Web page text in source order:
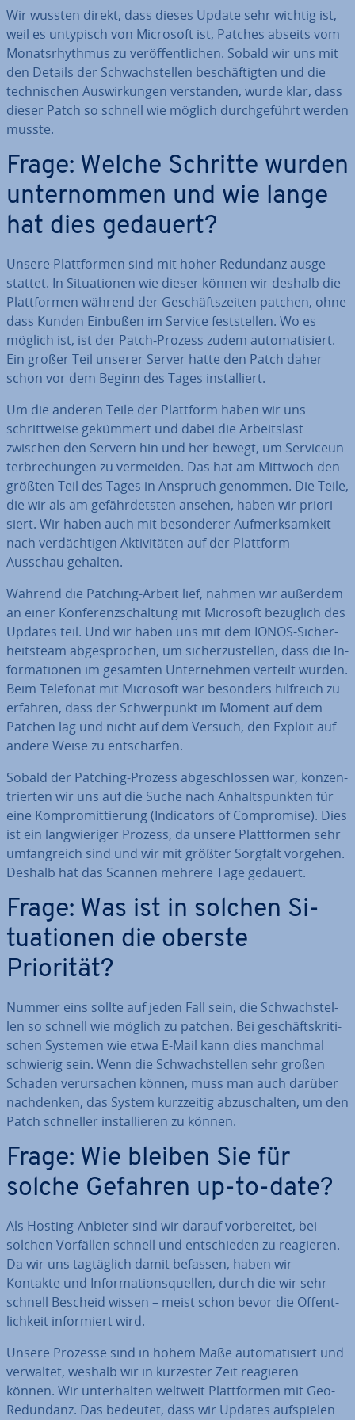
Wir wussten direkt, dass dieses Update sehr wichtig ist,
weil es untypisch von Microsoft ist, Patches abseits vom
Mo­nats­rhyth­mus zu ver­öf­fent­li­chen. Sobald wir uns mit
den Details der Schwach­stel­len be­schäf­tig­ten und die
tech­ni­schen Aus­wir­kun­gen ver­stan­den, wurde klar, dass
dieser Patch so schnell wie möglich durch­ge­führt werden
musste.
Frage: Welche Schritte wurden
un­ter­nom­men und wie lange
hat dies gedauert?
Unsere Platt­for­men sind mit hoher Redundanz aus­ge­
stat­tet. In Si­tua­tio­nen wie dieser können wir deshalb die
Platt­for­men während der Ge­schäfts­zei­ten patchen, ohne
dass Kunden Einbußen im Service fest­stel­len. Wo es
möglich ist, ist der Patch-Prozess zudem au­to­ma­ti­siert.
Ein großer Teil unserer Server hatte den Patch daher
schon vor dem Beginn des Tages in­stal­liert.
Um die anderen Teile der Plattform haben wir uns
schritt­wei­se gekümmert und dabei die Ar­beits­last
zwischen den Servern hin und her bewegt, um Ser­vice­un­
ter­bre­chun­gen zu vermeiden. Das hat am Mittwoch den
größten Teil des Tages in Anspruch genommen. Die Teile,
die wir als am ge­fähr­dets­ten ansehen, haben wir prio­ri­
siert. Wir haben auch mit be­son­de­rer Auf­merk­sam­keit
nach ver­däch­ti­gen Ak­ti­vi­tä­ten auf der Plattform
Ausschau gehalten.
Während die Patching-Arbeit lief, nahmen wir außerdem
an einer Kon­fe­renz­schal­tung mit Microsoft bezüglich des
Updates teil. Und wir haben uns mit dem IONOS-Si­cher­
heits­team ab­ge­spro­chen, um si­cher­zu­stel­len, dass die In­
for­ma­tio­nen im gesamten Un­ter­neh­men verteilt wurden.
Beim Telefonat mit Microsoft war besonders hilfreich zu
erfahren, dass der Schwer­punkt im Moment auf dem
Patchen lag und nicht auf dem Versuch, den Exploit auf
andere Weise zu ent­schär­fen.
Sobald der Patching-Prozess ab­ge­schlos­sen war, kon­zen­
trier­ten wir uns auf die Suche nach An­halts­punk­ten für
eine Kom­pro­mit­tie­rung (In­di­ca­tors of Com­pro­mi­se). Dies
ist ein lang­wie­ri­ger Prozess, da unsere Platt­for­men sehr
um­fang­reich sind und wir mit größter Sorgfalt vorgehen.
Deshalb hat das Scannen mehrere Tage gedauert.
Frage: Was ist in solchen Si­
tua­tio­nen die oberste
Priorität?
Nummer eins sollte auf jeden Fall sein, die Schwach­stel­
len so schnell wie möglich zu patchen. Bei ge­schäfts­kri­ti­
schen Systemen wie etwa E-Mail kann dies manchmal
schwierig sein. Wenn die Schwach­stel­len sehr großen
Schaden ver­ur­sa­chen können, muss man auch darüber
nach­den­ken, das System kurz­zei­tig ab­zu­schal­ten, um den
Patch schneller in­stal­lie­ren zu können.
Frage: Wie bleiben Sie für
solche Gefahren up-to-date?
Als Hosting-Anbieter sind wir darauf vor­be­rei­tet, bei
solchen Vorfällen schnell und ent­schie­den zu reagieren.
Da wir uns tag­täg­lich damit befassen, haben wir
Kontakte und In­for­ma­ti­ons­quel­len, durch die wir sehr
schnell Bescheid wissen – meist schon bevor die Öf­fent­
lich­keit in­for­miert wird.
Unsere Prozesse sind in hohem Maße au­to­ma­ti­siert und
verwaltet, weshalb wir in kürzester Zeit reagieren
können. Wir un­ter­hal­ten weltweit Platt­for­men mit Geo-
Redundanz. Das bedeutet, dass wir Updates auf­spie­len